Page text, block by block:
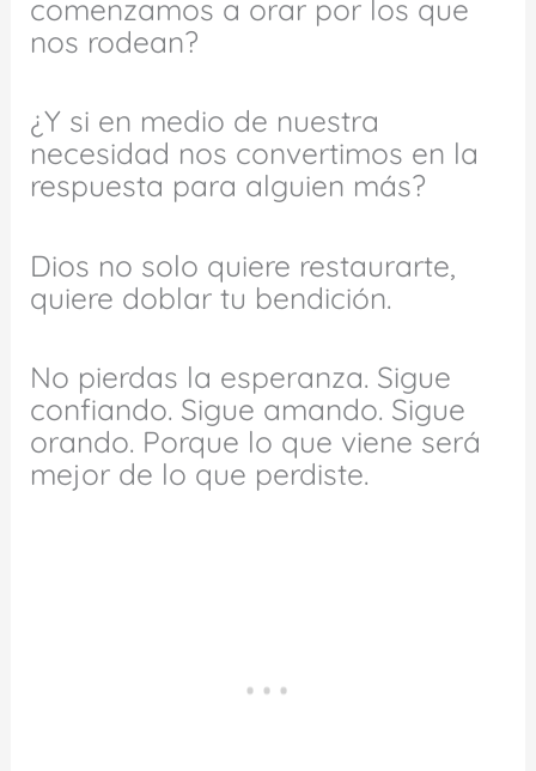
comenzamos a orar por los que
nos rodean?
¿Y si en medio de nuestra
necesidad nos convertimos en la
respuesta para alguien más?
Dios no solo quiere restaurarte,
quiere doblar tu bendición.
No pierdas la esperanza. Sigue
confiando. Sigue amando. Sigue
orando. Porque lo que viene será
mejor de lo que perdiste.